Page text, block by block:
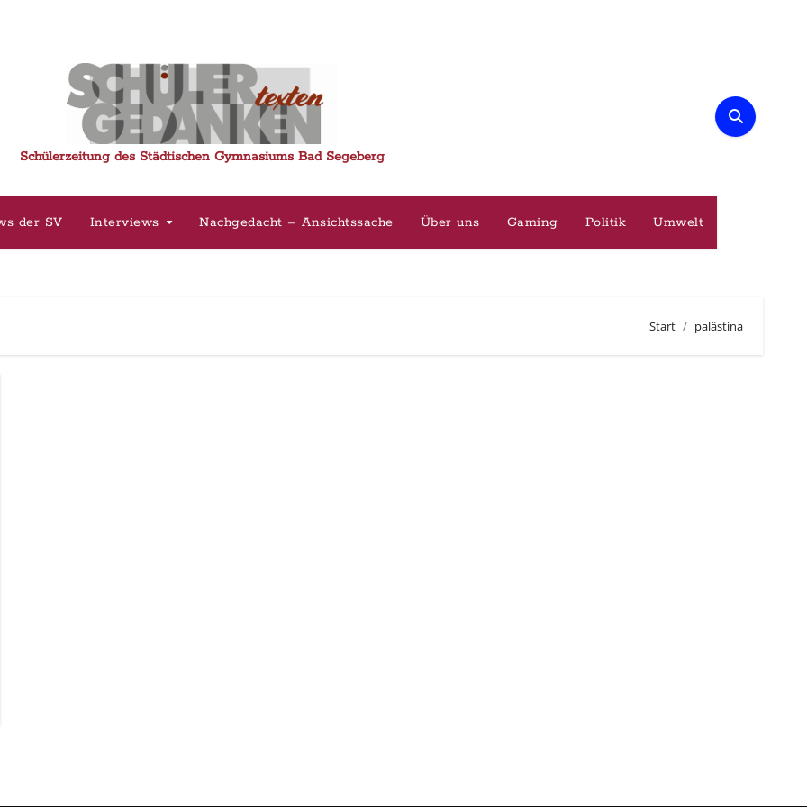
Schülerzeitung des Städtischen Gymnasiums Bad Segeberg
der SV Interviews Nachgedacht – Ansichtssache Über uns Gaming Politik Umwelt
Start palästina